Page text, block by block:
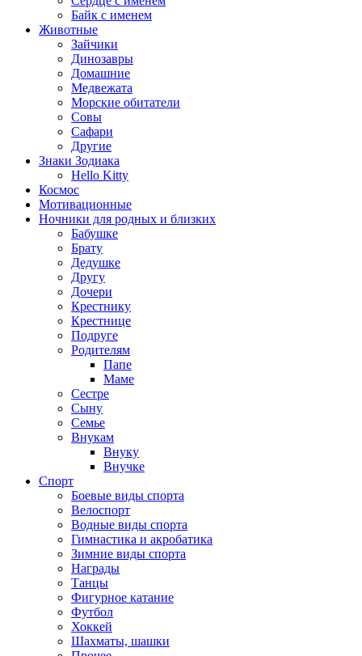
Байк с именем
Животные
Зайчики
Динозавры
Домашние
Медвежата
Морские обитатели
Совы
Сафари
Другие
Знаки Зодиака
Hello Kitty
Космос
Мотивационные
Ночники для родных и близких
Бабушке
Брату
Дедушке
Другу
Дочери
Крестнику
Крестнице
Подруге
Родителям
Папе
Маме
Сестре
Сыну
Семье
Внукам
Внуку
Внучке
Спорт
Боевые виды спорта
Велоспорт
Водные виды спорта
Гимнастика и акробатика
Зимние виды спорта
Награды
Танцы
Фигурное катание
Футбол
Хоккей
Шахматы, шашки